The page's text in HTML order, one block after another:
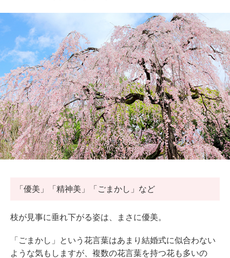
「優美」「精神美」「ごまかし」など
枝が見事に垂れ下がる姿は、まさに優美。
「ごまかし」という花言葉はあまり結婚式に似合わない
ような気もしますが、複数の花言葉を持つ花も多いの